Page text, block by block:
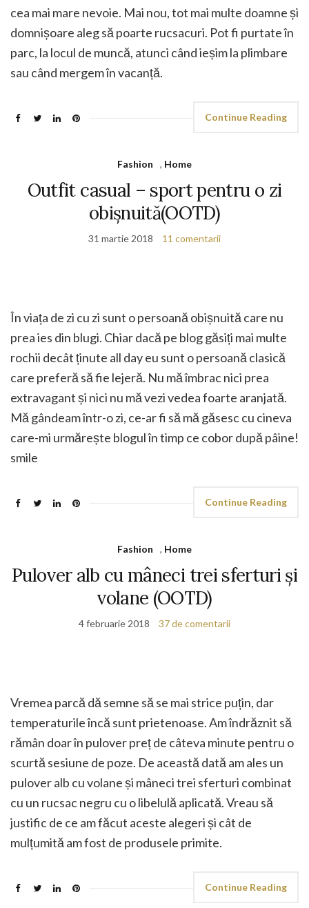
cea mai mare nevoie. Mai nou, tot mai multe doamne și
domnișoare aleg să poarte rucsacuri. Pot fi purtate în
parc, la locul de muncă, atunci când ieșim la plimbare
sau când mergem în vacanță.
Continue Reading
Fashion , Home
Outfit casual – sport pentru o zi
obișnuită(OOTD)
31 martie 2018 11 comentarii
În viața de zi cu zi sunt o persoană obișnuită care nu
prea ies din blugi. Chiar dacă pe blog găsiți mai multe
rochii decât ținute all day eu sunt o persoană clasică
care preferă să fie lejeră. Nu mă îmbrac nici prea
extravagant și nici nu mă vezi vedea foarte aranjată.
Mă gândeam într-o zi, ce-ar fi să mă găsesc cu cineva
care-mi urmărește blogul în timp ce cobor după pâine!
smile
Continue Reading
Fashion , Home
Pulover alb cu mâneci trei sferturi și
volane (OOTD)
4 februarie 2018 37 de comentarii
Vremea parcă dă semne să se mai strice puțin, dar
temperaturile încă sunt prietenoase. Am îndrăznit să
rămân doar în pulover preț de câteva minute pentru o
scurtă sesiune de poze. De această dată am ales un
pulover alb cu volane și mâneci trei sferturi combinat
cu un rucsac negru cu o libelulă aplicată. Vreau să
justific de ce am făcut aceste alegeri și cât de
mulțumită am fost de produsele primite.
Continue Reading